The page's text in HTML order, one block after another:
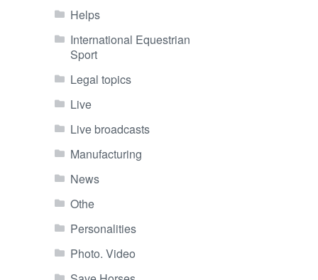
Helps
International Equestrian
Sport
Legal topics
Live
Live broadcasts
Manufacturing
News
Othe
Personalities
Photo. Video